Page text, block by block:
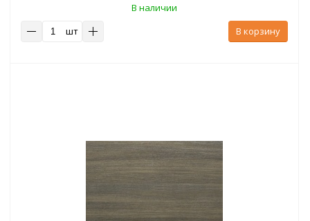
В наличии
шт
В корзину